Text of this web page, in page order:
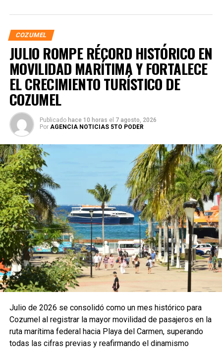
COZUMEL
JULIO ROMPE RÉCORD HISTÓRICO EN
MOVILIDAD MARÍTIMA Y FORTALECE
EL CRECIMIENTO TURÍSTICO DE
COZUMEL
Publicado hace 10 horas el 7 agosto, 2026
Por AGENCIA NOTICIAS 5TO PODER
Julio de 2026 se consolidó como un mes histórico para
Cozumel al registrar la mayor movilidad de pasajeros en la
ruta marítima federal hacia Playa del Carmen, superando
todas las cifras previas y reafirmando el dinamismo